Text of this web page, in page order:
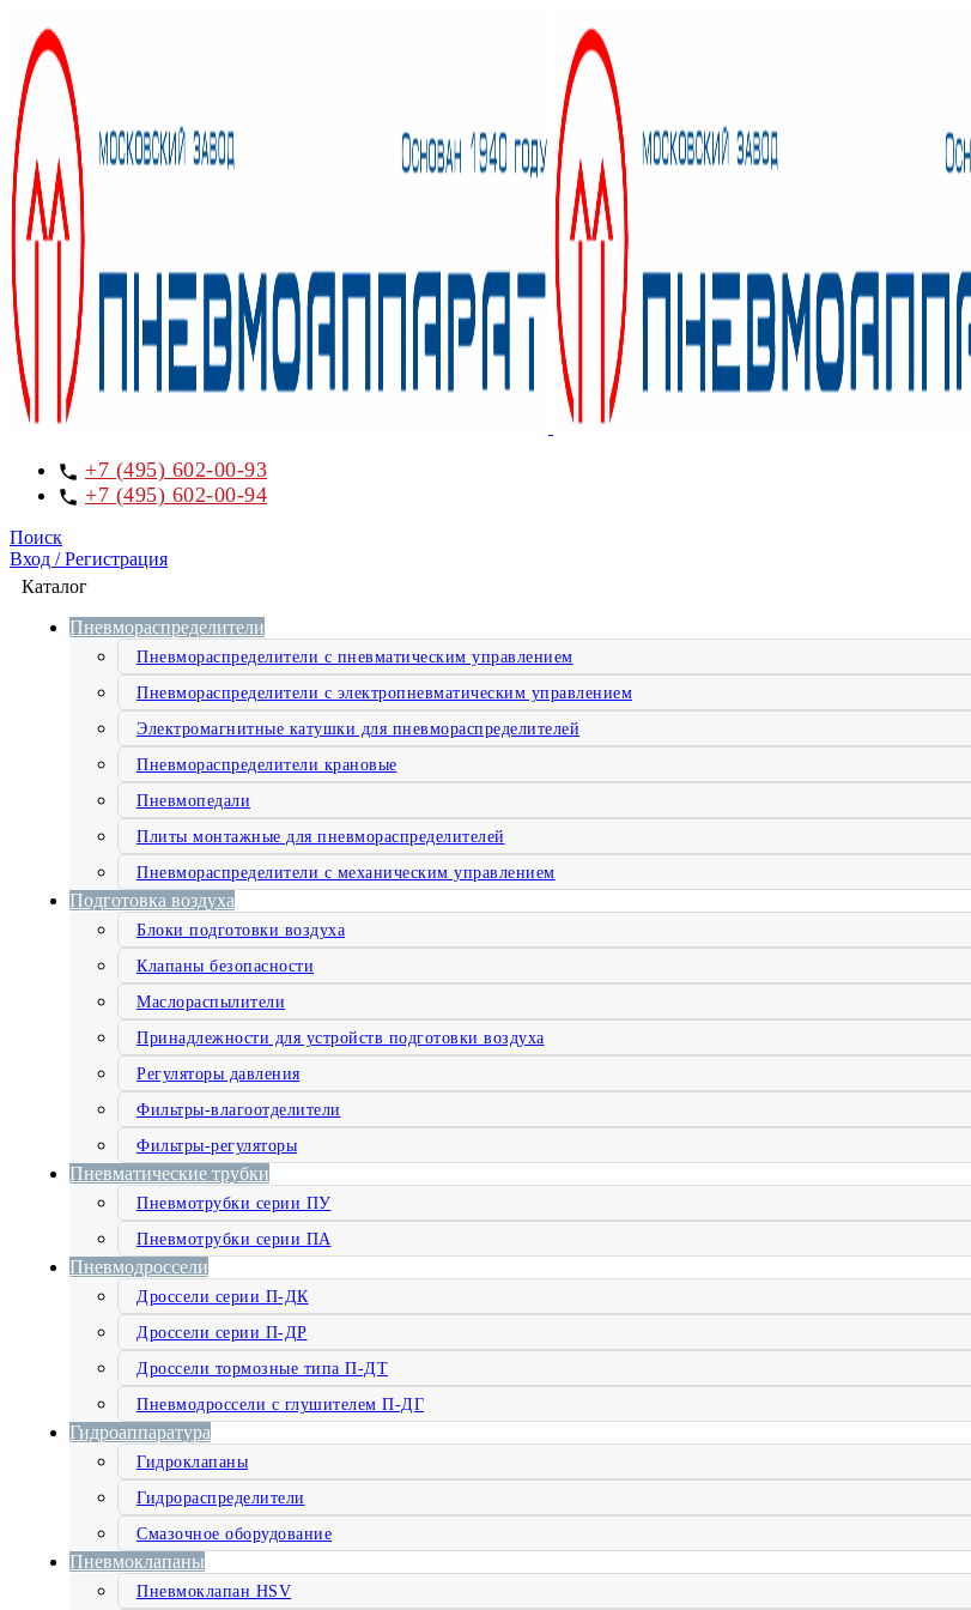
+7 (495) 602-00-93
+7 (495) 602-00-94
Поиск
Вход / Регистрация
Каталог
Пневмораспределители
Пневмораспределители с пневматическим управлением
Пневмораспределители с электропневматическим управлением
Электромагнитные катушки для пневмораспределителей
Пневмораспределители крановые
Пневмопедали
Плиты монтажные для пневмораспределителей
Пневмораспределители с механическим управлением
Подготовка воздуха
Блоки подготовки воздуха
Клапаны безопасности
Маслораспылители
Принадлежности для устройств подготовки воздуха
Регуляторы давления
Фильтры-влагоотделители
Фильтры-регуляторы
Пневматические трубки
Пневмотрубки серии ПУ
Пневмотрубки серии ПА
Пневмодроссели
Дроссели серии П-ДК
Дроссели серии П-ДР
Дроссели тормозные типа П-ДТ
Пневмодроссели с глушителем П-ДГ
Гидроаппаратура
Гидроклапаны
Гидрораспределители
Смазочное оборудование
Пневмоклапаны
Пневмоклапан HSV